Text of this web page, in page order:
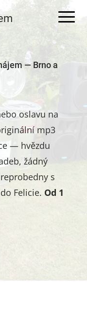
— Brno a
oslavu na
mp3
— hvězdu
žádný
s
Felicie. Od 1